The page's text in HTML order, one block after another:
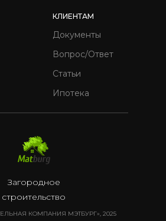
Загородное
строительство
Документы
КЛИЕНТАМ
Вопрос/Ответ
Статьи
Ипотека
КОМПАНИЯ МЭТБУРГ», 2025